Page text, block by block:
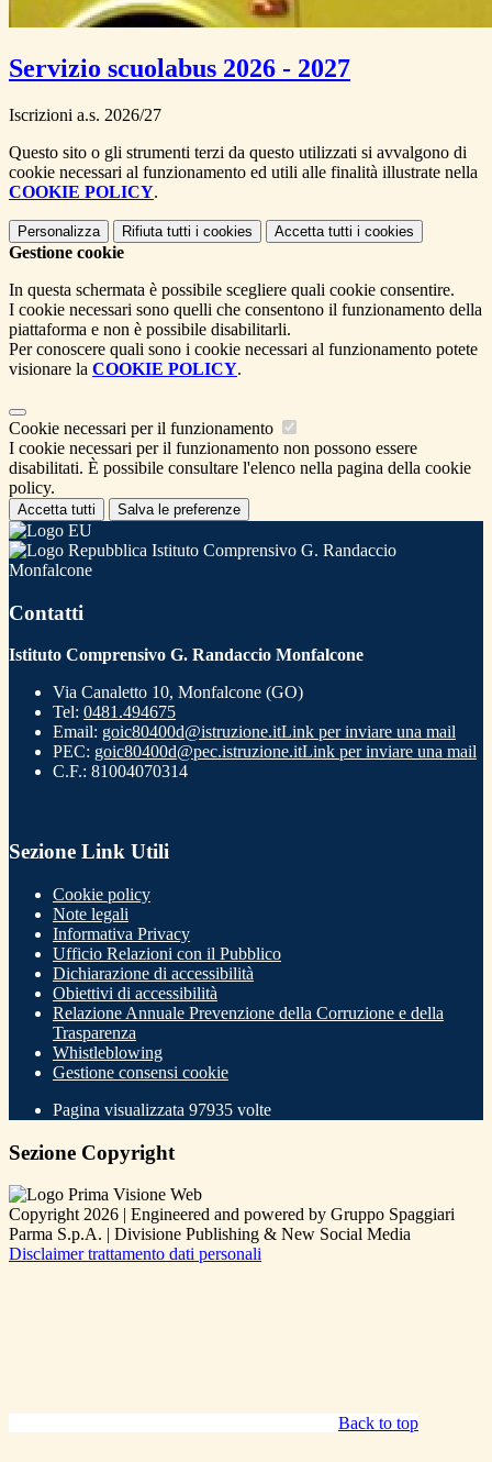
Servizio scuolabus 2026 - 2027
Iscrizioni a.s. 2026/27
Questo sito o gli strumenti terzi da questo utilizzati si avvalgono di
cookie necessari al funzionamento ed utili alle finalità illustrate nella
COOKIE POLICY.
Personalizza Rifiuta tutti i cookies Accetta tutti i cookies
Gestione cookie
In questa schermata è possibile scegliere quali cookie consentire.
I cookie necessari sono quelli che consentono il funzionamento della
piattaforma e non è possibile disabilitarli.
Per conoscere quali sono i cookie necessari al funzionamento potete
visionare la COOKIE POLICY.
Cookie necessari per il funzionamento
I cookie necessari per il funzionamento non possono essere
disabilitati. È possibile consultare l'elenco nella pagina della cookie
policy.
Accetta tutti Salva le preferenze
Istituto Comprensivo G. Randaccio
Monfalcone
Contatti
Istituto Comprensivo G. Randaccio Monfalcone
Via Canaletto 10, Monfalcone (GO)
Tel: 0481.494675
Email: goic80400d@istruzione.itLink per inviare una mail
PEC: goic80400d@pec.istruzione.itLink per inviare una mail
C.F.: 81004070314
Sezione Link Utili
Cookie policy
Note legali
Informativa Privacy
Ufficio Relazioni con il Pubblico
Dichiarazione di accessibilità
Obiettivi di accessibilità
Relazione Annuale Prevenzione della Corruzione e della
Trasparenza
Whistleblowing
Gestione consensi cookie
Pagina visualizzata 97935 volte
Sezione Copyright
Copyright 2026 | Engineered and powered by Gruppo Spaggiari
Parma S.p.A. | Divisione Publishing & New Social Media
Disclaimer trattamento dati personali
Back to top